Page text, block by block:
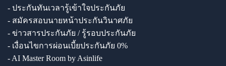
- ประกันทันเวลารู้เข้าใจประกันภัย
- สมัครสอบนายหน้าประกันวินาศภัย
- ข่าวสารประกันภัย / รู้รอบประกันภัย
- เงื่อนไขการผ่อนเบี้ยประกันภัย 0%
- AI Master Room by Asinlife